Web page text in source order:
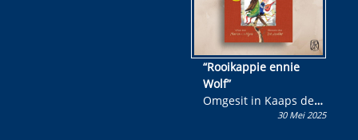
“Rooikappie ennie
Wolf”
Omgesit in Kaaps deur
Olivia M. Coetzee30 Mei 2025